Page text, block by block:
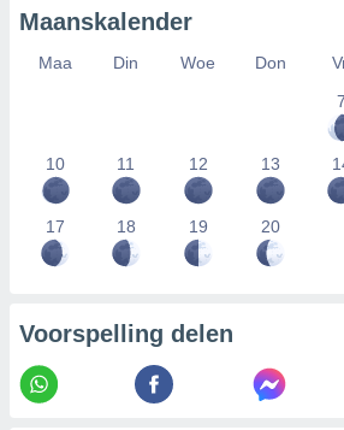
Maanskalender
Maa Din Woe Don
7
10 11 12 13
17 18 19 20
Voorspelling delen